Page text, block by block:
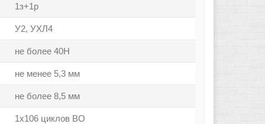
1з+1р
У2, УХЛ4
не более 40Н
не менее 5,3 мм
не более 8,5 мм
1х106 циклов ВО